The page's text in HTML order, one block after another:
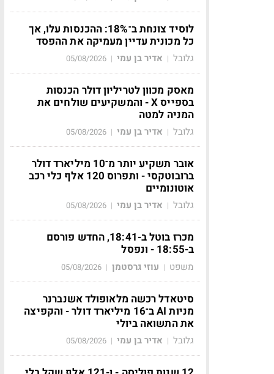
לוסיד צונחת ב־18%: ההכנסות עלו, אך
כל מכונית עדיין מעמיקה את ההפסד
גלובל | אדיר בן עמי |
05/08/2026
מאסק מכוון לטריליון דולר הכנסות
בספייס X - והמשקיעים שולחים את
המניה למטה
גלובל | אדיר בן עמי |
05/08/2026
אובר תשקיע יותר מ־10 מיליארד דולר
ברובוטקסי - ותפרוס 120 אלף כלי רכב
אוטונומיים
גלובל | אדיר בן עמי |
05/08/2026
מכרז בוטל ב-18:41, החדש פורסם
ב-18:55 - ונפסל
משפט | עוזי גרסטמן |
05/08/2026
סיטאדל רכשה מלאופולד אשנברנר
מניות AI ב־16 מיליארד דולר - והקפיצה
את התשואה ביולי
גלובל | אדיר בן עמי |
05/08/2026